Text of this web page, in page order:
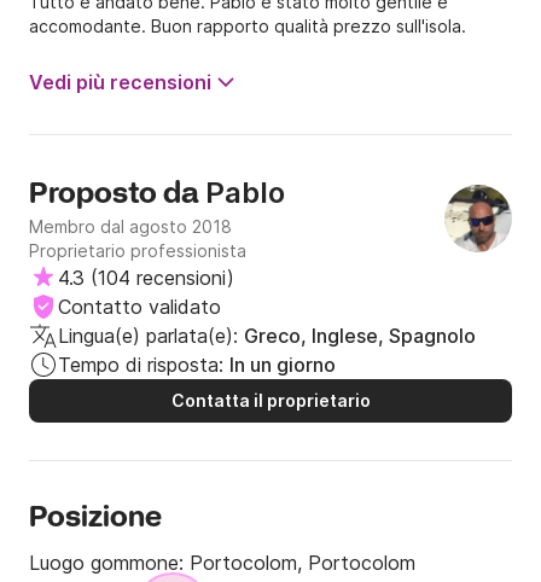
accomodante. Buon rapporto qualità prezzo sull'isola.
Vedi più recensioni
Proposto da Pablo
Membro dal agosto 2018
Proprietario professionista
4.3 (104 recensioni)
Contatto validato
Lingua(e) parlata(e): Greco, Inglese, Spagnolo
Tempo di risposta: In un giorno
Contatta il proprietario
Posizione
Luogo gommone: Portocolom, Portocolom